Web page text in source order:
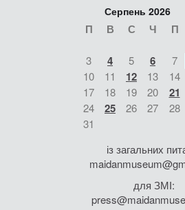
Серпень 2026
П В С Ч П
3 4 5 6 7
10
11 12 13 14
17
18 19 20 21
24
25 26 27 28
31
із загальних
для ЗМІ: